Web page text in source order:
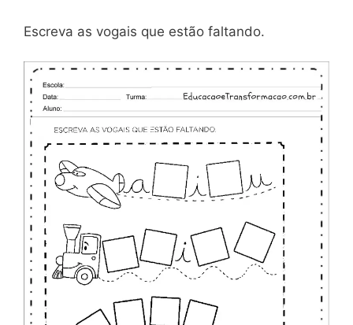
Escreva as vogais que estão faltando.